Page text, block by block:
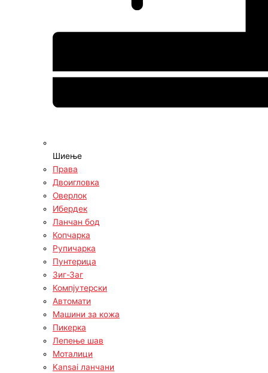
Шиење
Права
Двоигловка
Оверлок
Ибердек
Ланчан бод
Копчарка
Рупичарка
Пунтерица
Зиг-Заг
Компјутерски
Автомати
Машини за кожа
Пикерка
Лепење шав
Моталици
Kansai ланчани